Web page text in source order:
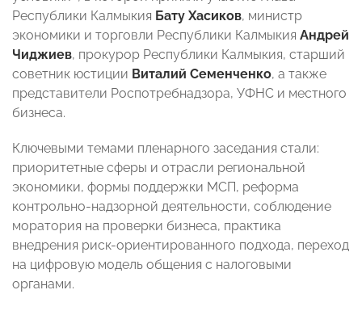
Республики Калмыкия Бату Хасиков, министр
экономики и торговли Республики Калмыкия Андрей
Чиджиев, прокурор Республики Калмыкия, старший
советник юстиции Виталий Семенченко, а также
представители Роспотребнадзора, УФНС и местного
бизнеса.
Ключевыми темами пленарного заседания стали:
приоритетные сферы и отрасли региональной
экономики, формы поддержки МСП, реформа
контрольно-надзорной деятельности, соблюдение
моратория на проверки бизнеса, практика
внедрения риск-ориентированного подхода, переход
на цифровую модель общения с налоговыми
органами.